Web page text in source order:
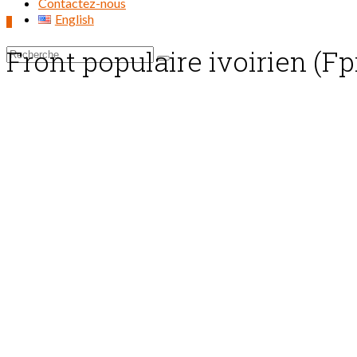
Rechercher :
English
Front populaire ivoirien